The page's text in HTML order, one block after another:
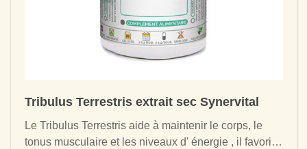
Tribulus Terrestris extrait sec Synervital
Le Tribulus Terrestris aide à maintenir le corps, le
tonus musculaire et les niveaux d' énergie , il favorise